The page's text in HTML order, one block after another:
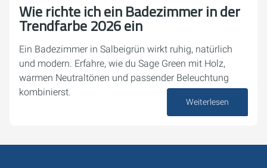
Wie richte ich ein Badezimmer in der
Trendfarbe 2026 ein
Ein Badezimmer in Salbeigrün wirkt ruhig, natürlich
und modern. Erfahre, wie du Sage Green mit Holz,
warmen Neutraltönen und passender Beleuchtung
kombinierst.
Weiterlesen